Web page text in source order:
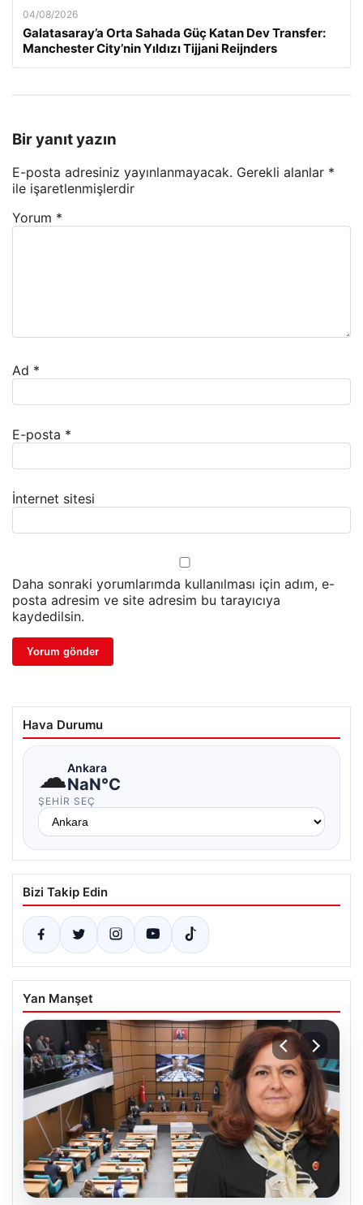
04/08/2026
Galatasaray’a Orta Sahada Güç Katan Dev Transfer:
Manchester City’nin Yıldızı Tijjani Reijnders
Bir yanıt yazın
E-posta adresiniz yayınlanmayacak. Gerekli alanlar *
ile işaretlenmişlerdir
Yorum *
Ad *
E-posta *
İnternet sitesi
Daha sonraki yorumlarımda kullanılması için adım, e-
posta adresim ve site adresim bu tarayıcıya
kaydedilsin.
Hava Durumu
☁Ankara
NaN°C
ŞEHIR SEÇ
Bizi Takip Edin
Yan Manşet